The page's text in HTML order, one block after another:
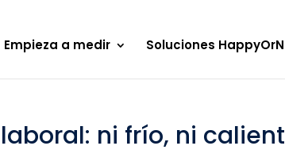
Empieza a medir Soluciones
ni frío, ni